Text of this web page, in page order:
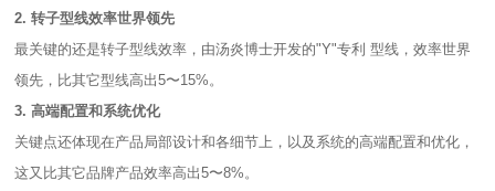
2. 转子型线效率世界领先
最关键的还是转子型线效率，由汤炎博士开发的"Y"专利 型线，效率世界
领先，比其它型线高出5〜15%。
3. 高端配置和系统优化
关键点还体现在产品局部设计和各细节上，以及系统的高端配置和优化，
这又比其它品牌产品效率高出5〜8%。